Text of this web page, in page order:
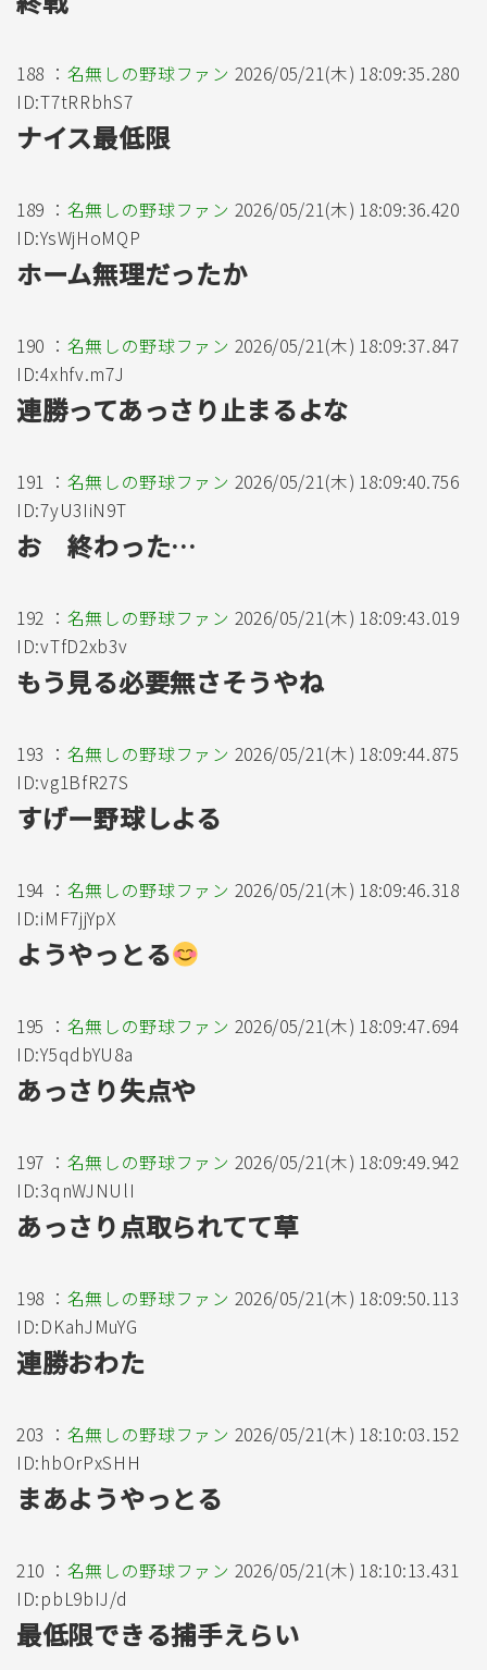
188 ： 名無しの野球ファン 2026/05/21(木) 18:09:35.280
ID:T7tRRbhS7
ナイス最低限
189 ： 名無しの野球ファン 2026/05/21(木) 18:09:36.420
ID:YsWjHoMQP
ホーム無理だったか
190 ： 名無しの野球ファン 2026/05/21(木) 18:09:37.847
ID:4xhfv.m7J
連勝ってあっさり止まるよな
191 ： 名無しの野球ファン 2026/05/21(木) 18:09:40.756
ID:7yU3IiN9T
お 終わった…
192 ： 名無しの野球ファン 2026/05/21(木) 18:09:43.019
ID:vTfD2xb3v
もう見る必要無さそうやね
193 ： 名無しの野球ファン 2026/05/21(木) 18:09:44.875
ID:vg1BfR27S
すげー野球しよる
194 ： 名無しの野球ファン 2026/05/21(木) 18:09:46.318
ID:iMF7jjYpX
ようやっとる
195 ： 名無しの野球ファン 2026/05/21(木) 18:09:47.694
ID:Y5qdbYU8a
あっさり失点や
197 ： 名無しの野球ファン 2026/05/21(木) 18:09:49.942
ID:3qnWJNUlI
あっさり点取られてて草
198 ： 名無しの野球ファン 2026/05/21(木) 18:09:50.113
ID:DKahJMuYG
連勝おわた
203 ： 名無しの野球ファン 2026/05/21(木) 18:10:03.152
ID:hbOrPxSHH
まあようやっとる
210 ： 名無しの野球ファン 2026/05/21(木) 18:10:13.431
ID:pbL9bIJ/d
最低限できる捕手えらい